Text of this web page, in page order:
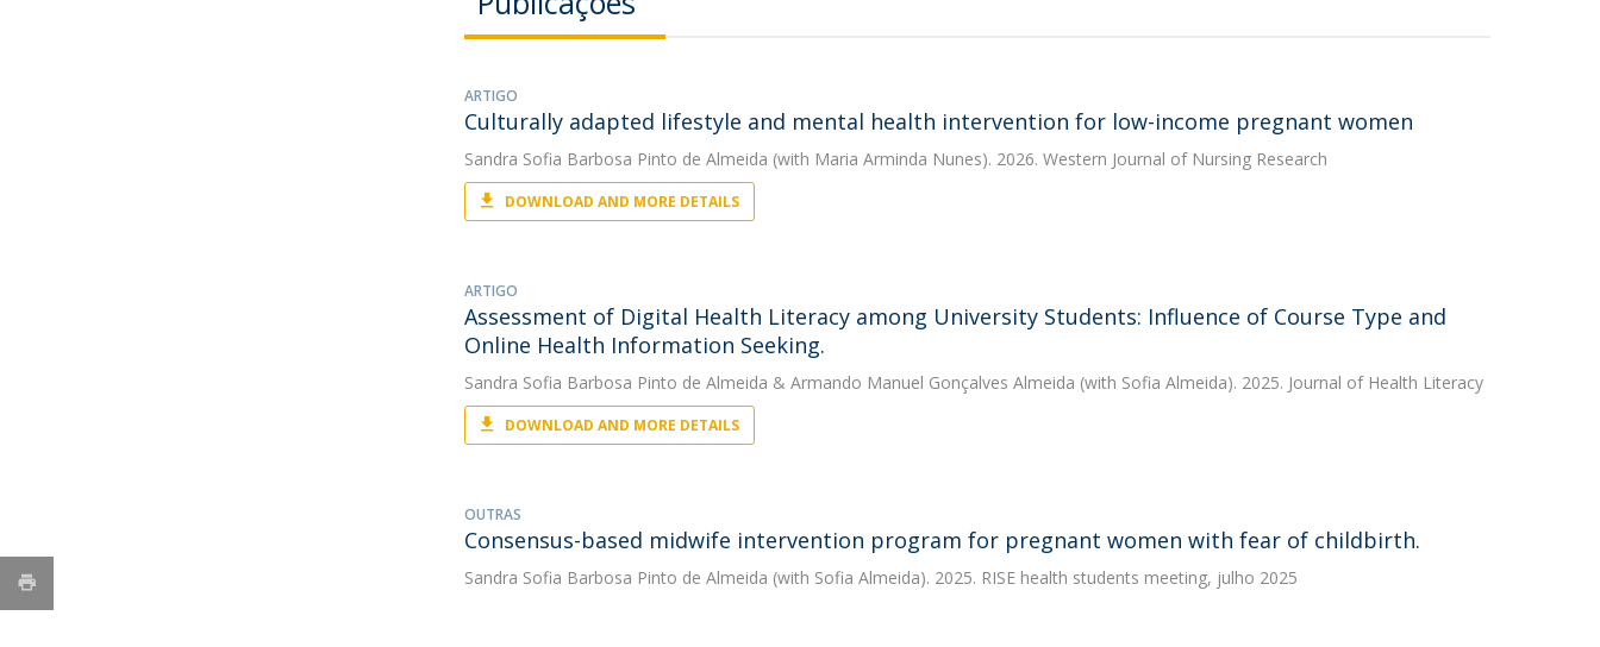
ARTIGO
Culturally adapted lifestyle and mental health intervention for low-income pregnant women
Sandra Sofia Barbosa Pinto de Almeida (with Maria Arminda Nunes). 2026. Western Journal of Nursing Research
DOWNLOAD AND MORE DETAILS
ARTIGO
Assessment of Digital Health Literacy among University Students: Influence of Course Type and
Online Health Information Seeking.
Sandra Sofia Barbosa Pinto de Almeida & Armando Manuel Gonçalves Almeida (with Sofia Almeida). 2025. Journal of Health Literacy
DOWNLOAD AND MORE DETAILS
OUTRAS
Consensus-based midwife intervention program for pregnant women with fear of childbirth.
Sandra Sofia Barbosa Pinto de Almeida (with Sofia Almeida). 2025. RISE health students meeting, julho 2025